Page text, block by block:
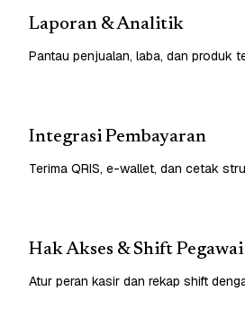
Laporan & Analitik
Pantau penjualan, laba, dan produk
Integrasi Pembayaran
Terima QRIS, e-wallet, dan cetak
Hak Akses & Shift Pegawai
Atur peran kasir dan rekap shift